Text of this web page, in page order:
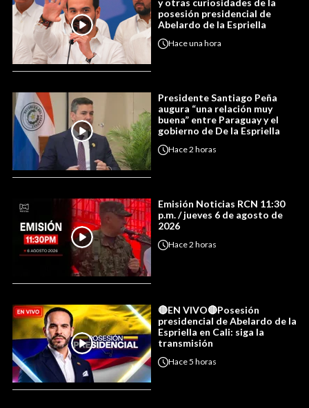
posesión presidencial de
Abelardo de la Espriella
Haceuna hora
Presidente Santiago Peña
augura “una relación muy
buena” entre Paraguay y el
gobierno de De la Espriella
Hace2 horas
Emisión Noticias RCN 11:30
p.m. / jueves 6 de agosto de
2026
Hace2 horas
🔴EN VIVO🔴Posesión
presidencial de Abelardo de la
Espriella en Cali: siga la
transmisión
Hace5 horas